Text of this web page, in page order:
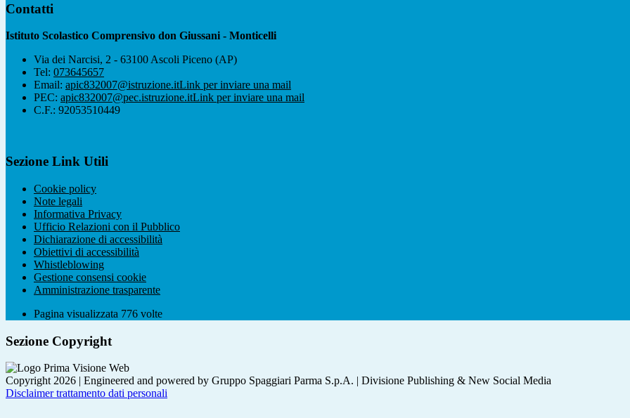
Contatti
Istituto Scolastico Comprensivo don Giussani - Monticelli
Via dei Narcisi, 2 - 63100 Ascoli Piceno (AP)
Tel: 073645657
Email: apic832007@istruzione.itLink per inviare una mail
PEC: apic832007@pec.istruzione.itLink per inviare una mail
C.F.: 92053510449
Sezione Link Utili
Cookie policy
Note legali
Informativa Privacy
Ufficio Relazioni con il Pubblico
Dichiarazione di accessibilità
Obiettivi di accessibilità
Whistleblowing
Gestione consensi cookie
Amministrazione trasparente
Pagina visualizzata 776 volte
Sezione Copyright
Copyright 2026 | Engineered and powered by Gruppo Spaggiari Parma S.p.A. | Divisione Publishing & New Social Media
Disclaimer trattamento dati personali